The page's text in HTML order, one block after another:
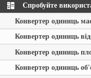
Спробуйте
Конвертер одиниць
Конвертер одиниць
Конвертер одиниць
Конвертер одиниць